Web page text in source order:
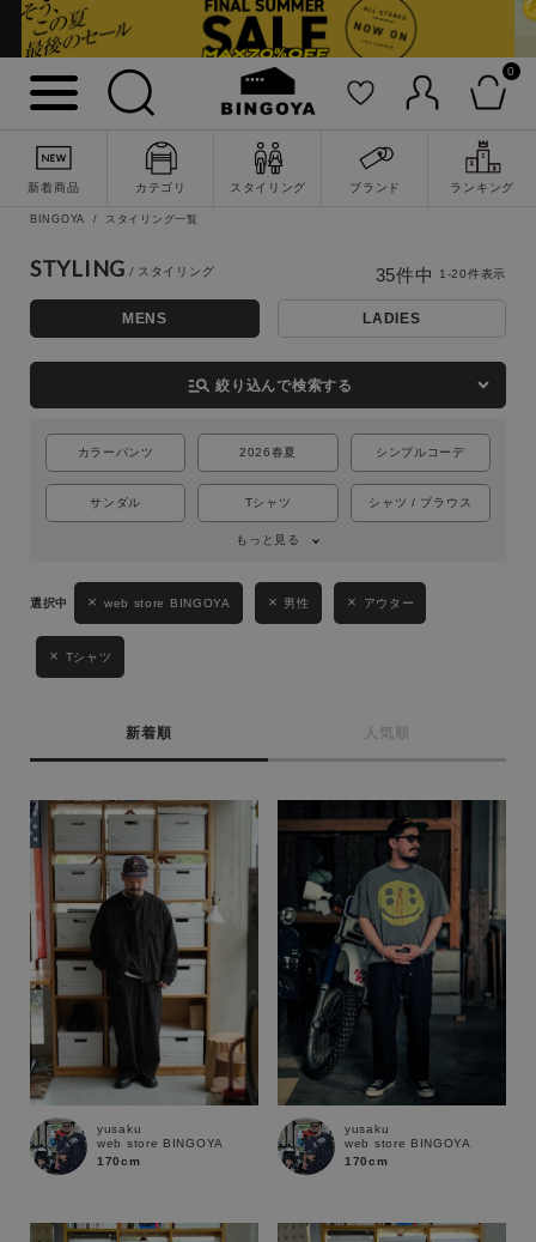
0
新着商品 カテゴリ スタイリング ブランド ランキング
詳細検索
BINGOYA スタイリング一覧
STYLING
MENS LADIES
manage_search 絞り込んで検索する
カラーパンツ 2026春夏 シンプルコーデ
サンダル Tシャツ シャツ / ブラウス
もっと見る
web store BINGOYA 男性 アウター
Tシャツ
新着順 人気順
35件中 1-20件表示
yusaku
web store BINGOYA
170cm
yusaku
web store BINGOYA
170cm